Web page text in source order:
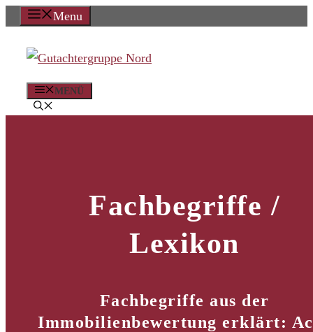
Zum
springen
Menu
MENÜ
Fachbegriffe /
Lexikon
Fachbegriffe aus der
Immobilienbewertung erklärt: